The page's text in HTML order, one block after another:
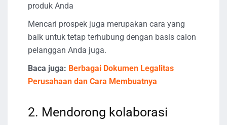
produk Anda
Mencari prospek juga merupakan cara yang
baik untuk tetap terhubung dengan basis calon
pelanggan Anda juga.
Baca juga: Berbagai Dokumen Legalitas
Perusahaan dan Cara Membuatnya
2. Mendorong kolaborasi